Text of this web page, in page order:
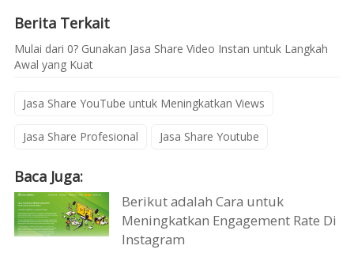
Berita Terkait
Mulai dari 0? Gunakan Jasa Share Video Instan untuk Langkah
Awal yang Kuat
Jasa Share YouTube untuk Meningkatkan Views
Jasa Share Profesional Jasa Share Youtube
Baca Juga:
Berikut adalah Cara untuk
Meningkatkan Engagement Rate Di
Instagram